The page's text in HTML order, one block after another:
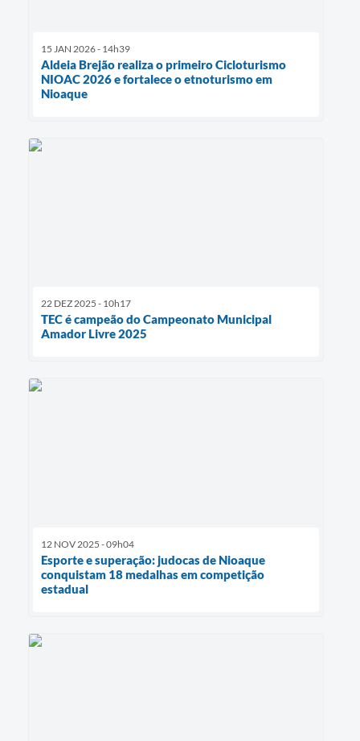
15 JAN 2026 - 14h39
Aldeia Brejão realiza o primeiro Cicloturismo
NIOAC 2026 e fortalece o etnoturismo em
Nioaque
22 DEZ 2025 - 10h17
TEC é campeão do Campeonato Municipal
Amador Livre 2025
12 NOV 2025 - 09h04
Esporte e superação: judocas de Nioaque
conquistam 18 medalhas em competição
estadual